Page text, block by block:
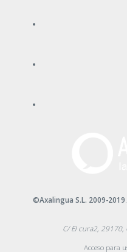
©Axalingua S.L. 2009-2019
C/ El cura2, 29170,
Acceso para